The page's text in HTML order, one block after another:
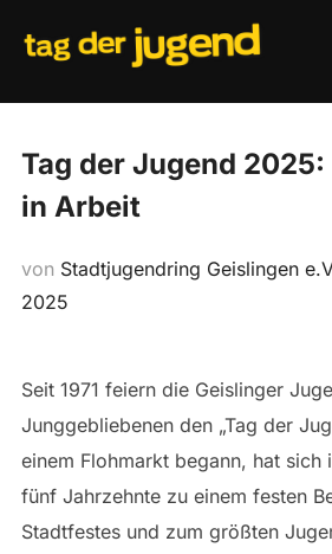
Inhalt
Tag der Jugend
in Arbeit
von Stadtjugendring Geislingen
2025
Seit 1971 feiern die Geislinger
Junggebliebenen den „Tag der
einem Flohmarkt begann, hat sich
fünf Jahrzehnte zu einem festen
Stadtfestes und zum größten